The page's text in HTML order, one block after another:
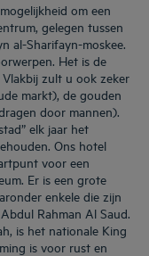
om een
gelegen tussen
al-Sharifayn-moskee.
Het is de
zult u ook zeker
markt), de gouden
door mannen).
elk jaar het
Ons hotel
voor een
Er is een grote
enkele die zijn
Rahman Al Saud.
is het nationale King
is voor rust en